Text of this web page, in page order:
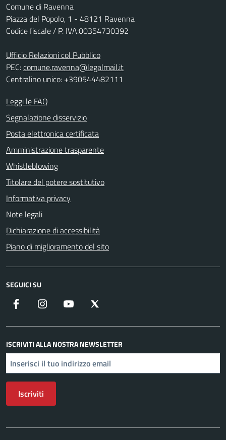
Comune di Ravenna
Piazza del Popolo, 1 - 48121 Ravenna
Codice fiscale / P. IVA:00354730392
Ufficio Relazioni col Pubblico
PEC:comune.ravenna@legalmail.it
Centralino unico: +390544482111
Leggi le FAQ
Segnalazione disservizio
Posta elettronica certificata
Amministrazione trasparente
Whistleblowing
Titolare del potere sostitutivo
Informativa privacy
Note legali
Dichiarazione di accessibilità
Piano di miglioramento del sito
SEGUICI SU
Facebook Instagram YouTube
ISCRIVITI ALLA NOSTRA NEWSLETTER